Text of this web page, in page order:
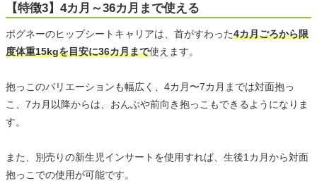
【特徴3】4カ月～36カ月まで使える
ポグネーのヒップシートキャリアは、首がすわった4カ月ごろから限
度体重15kgを目安に36カ月まで使えます。
抱っこのバリエーションも幅広く、4カ月〜7カ月までは対面抱っ
こ、7カ月以降からは、おんぶや前向き抱っこもできるようになりま
す。
また、別売りの新生児インサートを使用すれば、生後1カ月から対面
抱っこでの使用が可能です。